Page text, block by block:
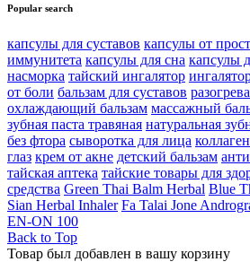
Popular search
капсулы для суставов капсулы от
иммунитета капсулы для сна капсулы
насморка тайский ингалятор
от боли бальзам для суставов
охлаждающий бальзам массажный
зубная паста травяная натуральная
без фтора сыворотка для лица
глаз крем от акне детский бальзам
тайская аптека тайские товары для
средства Green Thai Balm Herbal Blue
Sian Herbal Inhaler Fa Talai Jone
EN-ON 100
Back to Top
Товар был добавлен в вашу корзину